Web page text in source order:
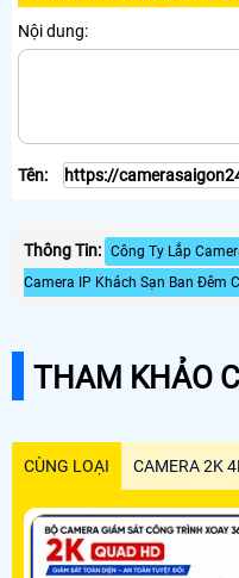
Nội dung:
Tên:
Thông Tin: Công Ty Lắp
Camera IP Khách Sạn Ban Đêm
THAM KHẢO
CÙNG LOẠI CAMERA 2K